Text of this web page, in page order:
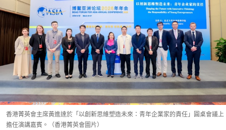
香港菁英會主席黃進達於「以創新思維塑造未來：青年企業家的責任」圓桌會議上
擔任演講嘉賓。（香港菁英會圖片）